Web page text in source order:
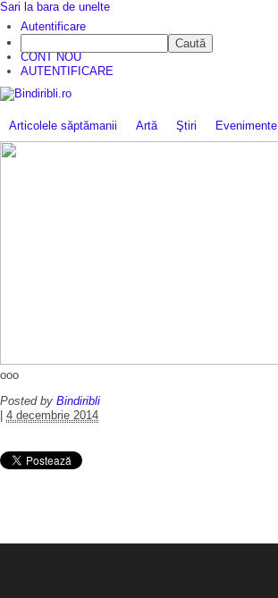
CONT NOU
AUTENTIFICARE
Articolele săptămanii Artă Ştiri Evenimente
ooo
Posted by Bindiribli
4 decembrie 2014
Sari la bara de unelte
Autentificare
Caută